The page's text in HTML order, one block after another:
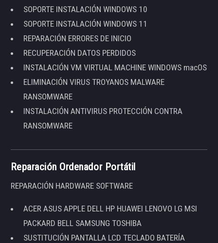
SOPORTE INSTALACIÓN WINDOWS 10
SOPORTE INSTALACIÓN WINDOWS 11
REPARACIÓN ERRORES DE INICIO
RECUPERACIÓN DATOS PERDIDOS
INSTALACIÓN VM VIRTUAL MACHINE WINDOWS macOS
ELIMINACIÓN VIRUS TROYANOS MALWARE
RANSOMWARE
INSTALACIÓN ANTIVIRUS PROTECCIÓN CONTRA
RANSOMWARE
Reparación Ordenador Portátil
REPARACIÓN HARDWARE SOFTWARE
ACER ASUS APPLE DELL HP HUAWEI LENOVO LG MSI
PACKARD BELL SAMSUNG TOSHIBA
SUSTITUCIÓN PANTALLA LCD TECLADO BATERÍA